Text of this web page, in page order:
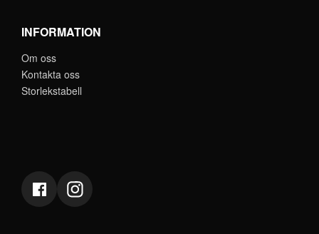
INFORMATION
Om oss
Kontakta oss
Storlekstabell